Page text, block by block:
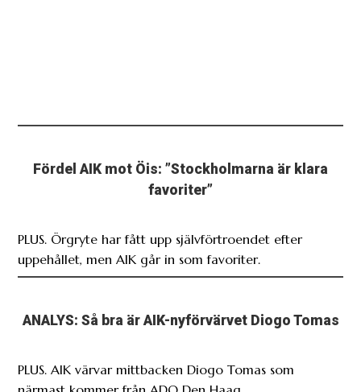
Fördel AIK mot Öis: ”Stockholmarna är klara
favoriter”
PLUS. Örgryte har fått upp självförtroendet efter
uppehållet, men AIK går in som favoriter.
ANALYS: Så bra är AIK-nyförvärvet Diogo Tomas
PLUS. AIK värvar mittbacken Diogo Tomas som